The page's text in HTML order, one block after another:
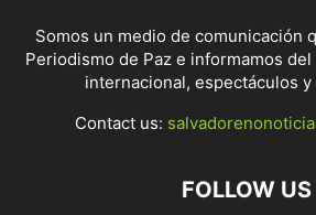
Somos un medio de comunicación
Periodismo de Paz e informamos
internacional, espectáculos y
Contact us:
FOLLOW US